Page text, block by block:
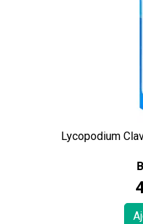
Lycopodium